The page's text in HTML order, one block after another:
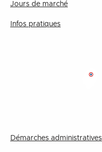
Jours de marché
Infos pratiques
Démarches administratives